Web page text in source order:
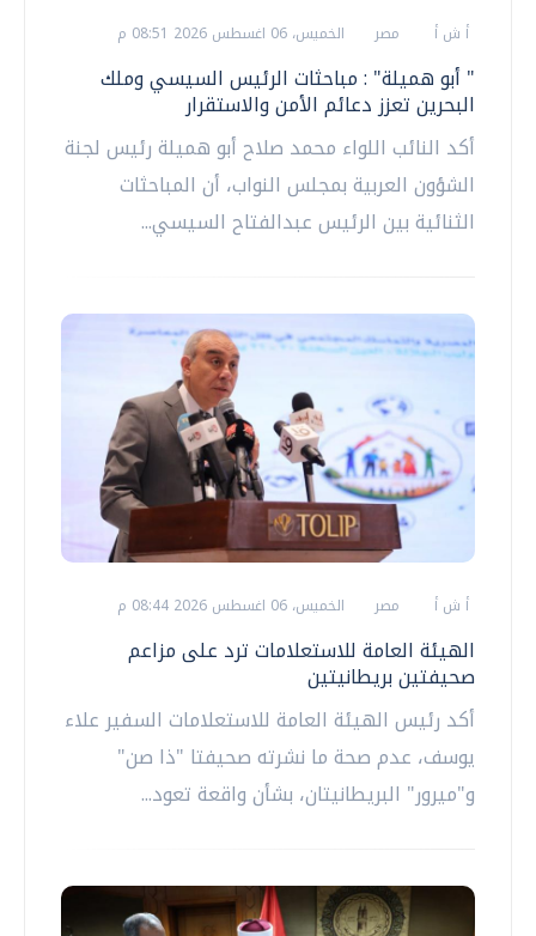
أ ش أ مصر الخميس، 06 اغسطس 2026 08:51 م
" أبو هميلة" : مباحثات الرئيس السيسي وملك
البحرين تعزز دعائم الأمن والاستقرار
أكد النائب اللواء محمد صلاح أبو هميلة رئيس لجنة
الشؤون العربية بمجلس النواب، أن المباحثات
الثنائية بين الرئيس عبدالفتاح السيسي...
أ ش أ مصر الخميس، 06 اغسطس 2026 08:44 م
الهيئة العامة للاستعلامات ترد على مزاعم
صحيفتين بريطانيتين
أكد رئيس الهيئة العامة للاستعلامات السفير علاء
يوسف، عدم صحة ما نشرته صحيفتا "ذا صن"
و"ميرور" البريطانيتان، بشأن واقعة تعود...